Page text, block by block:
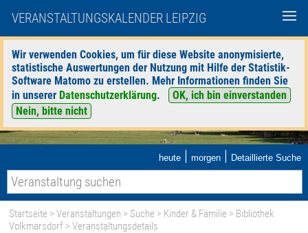
VERANSTALTUNGSKALENDER LEIPZIG
Wir verwenden Cookies, um für diese Website anonymisierte,
statistische Auswertungen der Nutzung mit Hilfe der Statistik-
Software Matomo zu erstellen. Mehr Informationen finden Sie
in unserer Datenschutzerklärung.
OK, ich bin einverstanden
Nein, bitte nicht
heute | morgen | Detaillierte Suche
Startseite >Veranstaltungen > Suche > Kinder & Familie > Bibliothek
Volkmarsdorf > Veranstaltungsdetails